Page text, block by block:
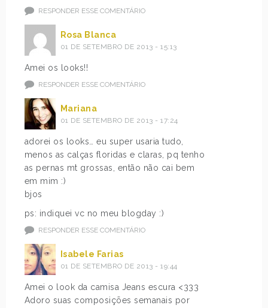
RESPONDER ESSE COMENTÁRIO
Rosa Blanca
01 DE SETEMBRO DE 2013 - 15:13
Amei os looks!!
RESPONDER ESSE COMENTÁRIO
Mariana
01 DE SETEMBRO DE 2013 - 17:24
adorei os looks… eu super usaria tudo,
menos as calças floridas e claras, pq tenho
as pernas mt grossas, então não cai bem
em mim :)
bjos
ps: indiquei vc no meu blogday :)
RESPONDER ESSE COMENTÁRIO
Isabele Farias
01 DE SETEMBRO DE 2013 - 19:44
Amei o look da camisa Jeans escura <333
Adoro suas composições semanais por